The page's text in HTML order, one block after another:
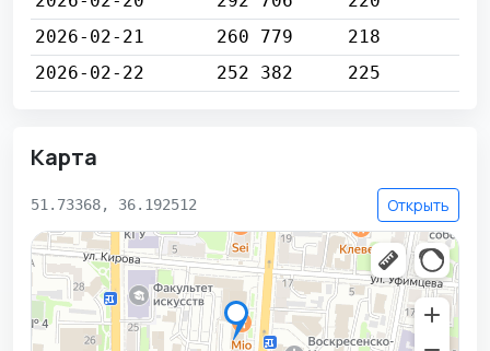
2026-02-21
260 779
218
2026-02-22
252 382 225
Карта
51.73368, 36.192512 Открыть